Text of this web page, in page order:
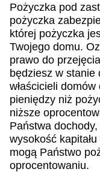
Pożyczka pod
pożyczka
której pożyczka
Twojego domu.
prawo do
będziesz w stanie
właścicieli
pieniędzy niż
niższe
Państwa
wysokość
mogą Państwo
oprocentowaniu.